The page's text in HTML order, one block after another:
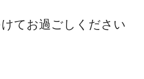
てお過ごしください